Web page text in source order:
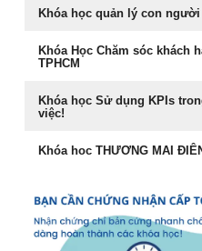
Khóa học Marketing Digital
khoá học Kỹ Năng Phỏng
Rèn Luyện Văn Phong Của
Đào tạo Marketing Online
Khóa học phong thủy ứng
khóa học Livestream bán
Khóa học quản lý con người
Khóa Học Chăm sóc khách
TPHCM
Khóa học Sử dụng KPIs
việc!
Khóa học THƯƠNG MẠI
Cách đăng bán hàng trên
Khóa học livestream bán